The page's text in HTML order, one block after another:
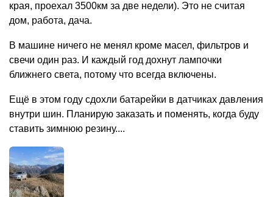
края, проехал 3500км за две недели). Это не считая
дом, работа, дача.
В машине ничего не менял кроме масел, фильтров и
свечи один раз. И каждый год дохнут лампочки
ближнего света, потому что всегда включены.
Ещё в этом году сдохли батарейки в датчиках давления
внутри шин. Планирую заказать и поменять, когда буду
ставить зимнюю резину....